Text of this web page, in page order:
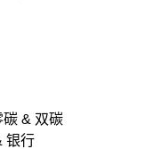
& 双碳
行